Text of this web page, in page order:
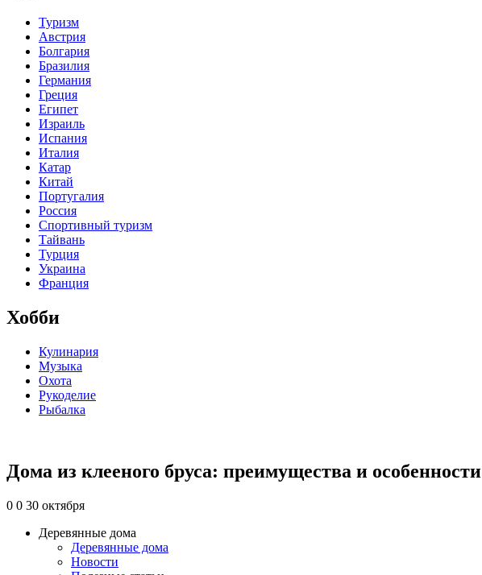
Туризм
Австрия
Болгария
Бразилия
Германия
Греция
Египет
Израиль
Испания
Италия
Катар
Китай
Португалия
Россия
Спортивный туризм
Тайвань
Турция
Украина
Франция
Хобби
Кулинария
Музыка
Охота
Рукоделие
Рыбалка
Дома из клееного бруса: преимущества и особенности
0 0 30 октября
Деревянные дома
Деревянные дома
Новости